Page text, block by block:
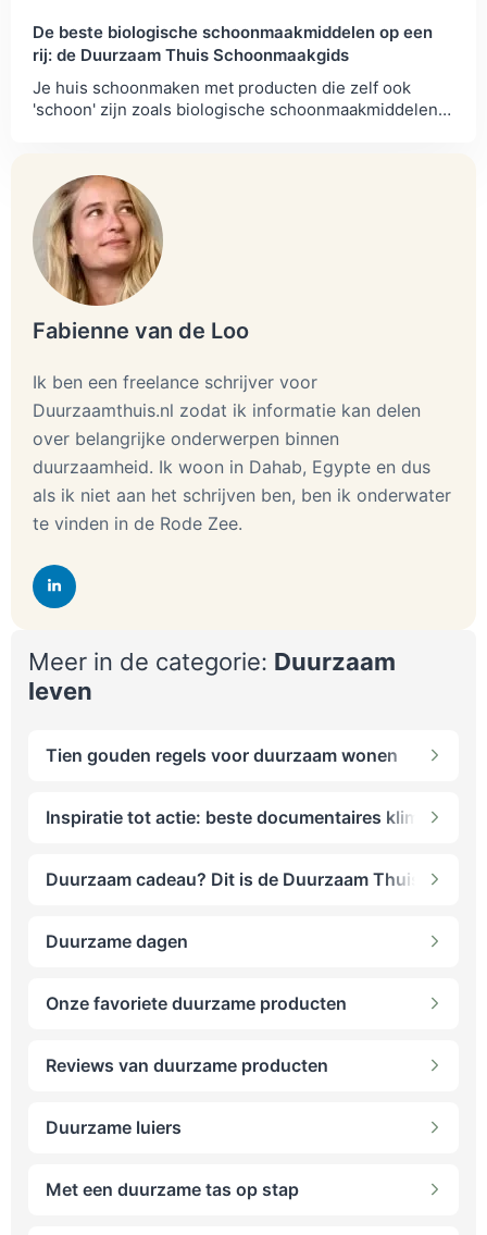
De beste biologische schoonmaakmiddelen op een
rij: de Duurzaam Thuis Schoonmaakgids
Je huis schoonmaken met producten die zelf ook
'schoon' zijn zoals biologische schoonmaakmiddelen?
Fabienne van de Loo
Ik ben een freelance schrijver voor
Duurzaamthuis.nl zodat ik informatie kan delen
over belangrijke onderwerpen binnen
duurzaamheid. Ik woon in Dahab, Egypte en dus
als ik niet aan het schrijven ben, ben ik onderwater
te vinden in de Rode Zee.
Meer in de categorie: Duurzaam
leven
Tien gouden regels voor duurzaam wonen
Inspiratie tot actie: beste documentaires
Duurzaam cadeau? Dit is de Duurzaam Thuis
Duurzame dagen
Onze favoriete duurzame producten
Reviews van duurzame producten
Duurzame luiers
Met een duurzame tas op stap